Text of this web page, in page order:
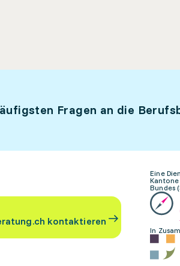
Fragen an die
kontaktieren
Eine
Kantone
Bundes
In